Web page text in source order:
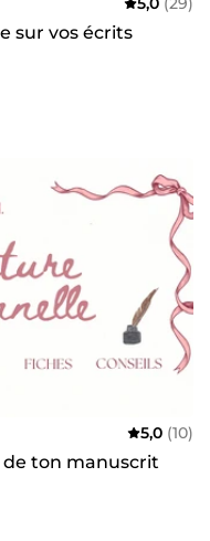
sur vos écrits
5,0 (10)
de ton manuscrit